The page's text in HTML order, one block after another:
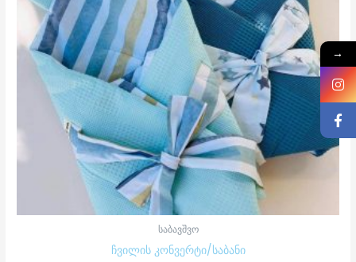
საბავშვო
ჩვილის კონვერტი/საბანი
→